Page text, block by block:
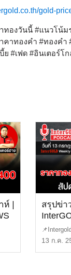
gold-
ทองวันนี้ #แนวโน้
าทองคำ #ทองคำ
ย #เฟด #อินเตอร์โ
|
า
สรุปข่า
ทองคำ
ทองคำ ปร
13 ก.ค.